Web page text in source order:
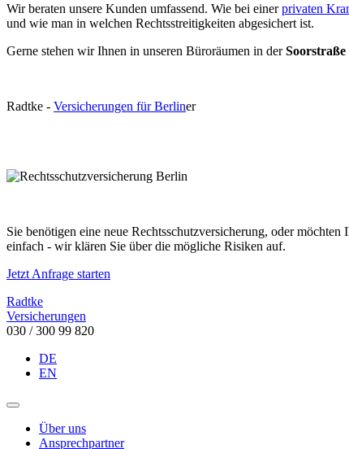
Wir beraten unsere Kunden umfassend. Wie bei einerprivaten
und wie man in welchen Rechtsstreitigkeiten abgesichert ist.
Gerne stehen wir Ihnen in unseren Büroräumen in derSoorstraße
Radtke - Versicherungen für Berliner
Sie benötigen eine neue Rechtsschutzversicherung, oder
einfach - wir klären Sie über die mögliche Risiken auf.
Jetzt Anfrage starten
Radtke
Versicherungen
030 / 300 99 820
DE
EN
Über uns
Ansprechpartner